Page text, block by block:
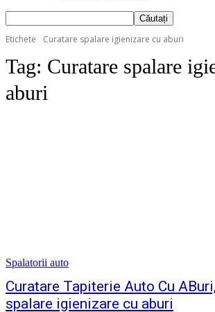
Etichete Curatare spalare igienizare cu aburi
Tag: Curatare spalare
aburi
Spalatorii auto
Curatare Tapiterie Auto Cu
spalare igienizare cu aburi